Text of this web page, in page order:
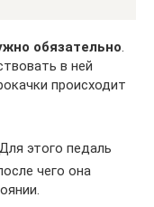
обязательно.
в ней
происходит
этого педаль
чего она